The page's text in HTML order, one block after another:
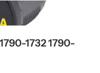
1732 1790-